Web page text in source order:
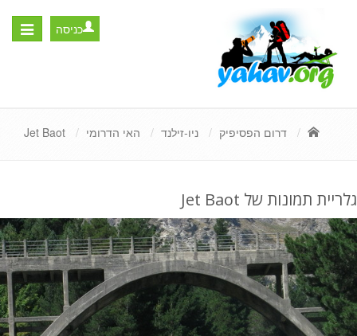
Toggle
כניסה
דרום הפסיפיק ניו-זילנד האי הדרומי Jet Baot
גלריית תמונות של Jet Baot